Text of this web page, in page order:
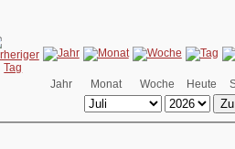
Jahr Monat Woche Heute